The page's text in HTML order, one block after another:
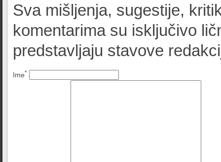
Sva mišljenja, sugestije,
komentarima su isključivo
predstavljaju stavove
Ime*